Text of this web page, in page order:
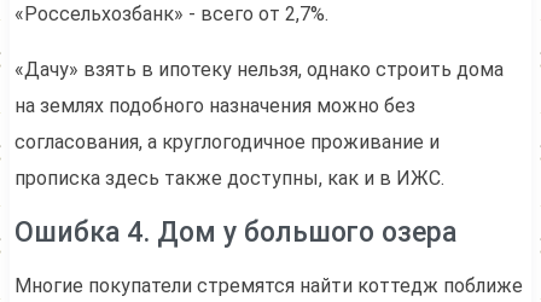
«Россельхозбанк» - всего от 2,7%.
«Дачу» взять в ипотеку нельзя, однако строить дома
на землях подобного назначения можно без
согласования, а круглогодичное проживание и
прописка здесь также доступны, как и в ИЖС.
Ошибка 4. Дом у большого озера
Многие покупатели стремятся найти коттедж поближе